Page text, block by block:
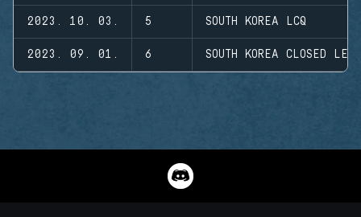
2023. 10. 03. 5 SOUTH KOREA LCQ
2023. 09. 01. 6 SOUTH KOREA CLOSED